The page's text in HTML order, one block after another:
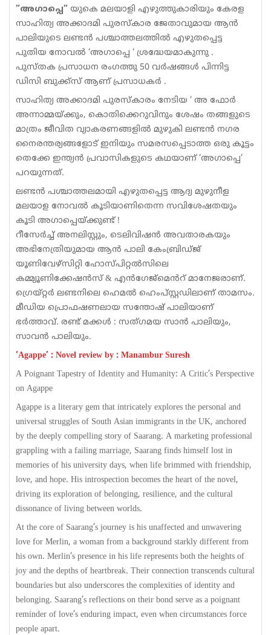
Gallery
”അഗാപ്പെ” യുകെ മലയാളി എഴുത്തുകാരിയും കേരള
സാഹിത്യ അക്കാദമി പുരസ്‌കാര ജേതാവുമായ ആൻ
പാലിയുടെ ലണ്ടൻ പശ്ചാത്തലത്തിൽ എഴുതപ്പെട്ട
പുതിയ നോവൽ ‘അഗാപ്പെ ‘ ശ്രദ്ധേയമാകുന്നു .
പുസ്തക പ്രസാധന രംഗത്തു 50 വർഷങ്ങൾ പിന്നിട്ട
ഡിസി ബുക്ക്സ് ആണ് പ്രസാധകർ .
സാഹിത്യ അക്കാദമി പുരസ്കാരം നേടിയ ‘ അ ഫോർ
അന്നാമ്മയ്ക്കും, കൊതിക്കെറുവിനും ശേഷം തങ്ങളുടെ
മാത്രം ജീവിത വ്യാകരണങ്ങളിൽ മുഴുകി ലണ്ടൻ നഗര
നൈരന്തര്യങ്ങളോട് ഇനിയും സമരസപ്പെടാത്ത ഒരു കൂട്ടം
തെക്കേ ഇന്ത്യൻ പ്രവാസികളുടെ കഥയാണ് ‘അഗാപ്പെ’
പറയുന്നത്.
ലണ്ടൻ പശ്ചാത്തലമായി എഴുതപ്പെട്ട ആദ്യ മുഴുനീള
മലയാള നോവൽ കൂടിയാണിതെന്ന സവിശേഷതയും
കൂടി അഗാപ്പെയ്ക്കുണ്ട് !
റീസേർച്ച് അനലിസ്റ്റും, ടെലിവിഷൻ അവതാരകയും
അഭിനേത്രിയുമായ ആൻ പാലി കേംബ്രിഡ്ജ്
യൂണിവേഴ്സിറ്റി ഹോസ്പിറ്റൽസിലെ
കമ്മ്യൂണിക്കേഷൻസ്‌ & എൻഗേജ്മെൻറ് മാനേജരാണ്.
ഗ്രെയ്റ്റർ ലണ്ടനിലെ ഹെമൽ ഹെംപ്സ്റ്റഡിലാണ് താമസം.
മീഡിയ പ്രൊഫഷണലായ സന്തോഷ് പാലിയാണ്
ഭർത്താവ്. രണ്ട് മക്കൾ : സത്ഗമയ സാൻ പാലിയും,
സാവൻ പാലിയും.
‘Agappe’ : Novel review by : Manambur Suresh
A Poignant Tapestry of Identity and Humanity: A Critic’s Perspective
on Agappe
Agappe is a literary gem that intricately explores the personal and
universal struggles of South Asian immigrants in the UK, anchored
by the deeply compelling story of Saarang. A marketing professional
grappling with a failing marriage, Saarang finds himself lost in
memories of his university days, when life brimmed with friendship,
love, and hope. His introspection becomes the heart of the novel,
driving its exploration of belonging, resilience, and the cultural
dissonance of living between worlds.
At the core of Saarang’s journey is his unaffected and unwavering
love for Merlin, a woman from a background starkly different from
his own. Merlin’s presence in his life represents both the heights of
joy and the depths of heartbreak. Their connection transcends cultural
boundaries but also underscores the complexities of identity and
belonging. Saarang’s reflections on their bond serve as a poignant
reminder of love’s enduring impact, even when circumstances force
people apart.